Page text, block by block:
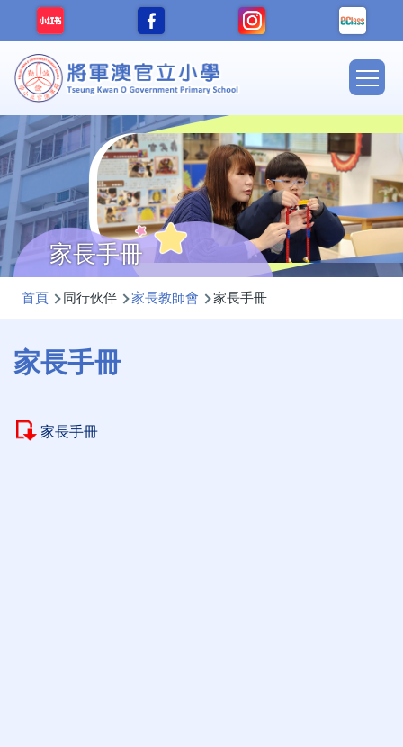
移至主內容
Main
家長手冊
導
連
結
首頁 同行伙伴 家長教師會 家長手冊
家長手冊
家長手冊